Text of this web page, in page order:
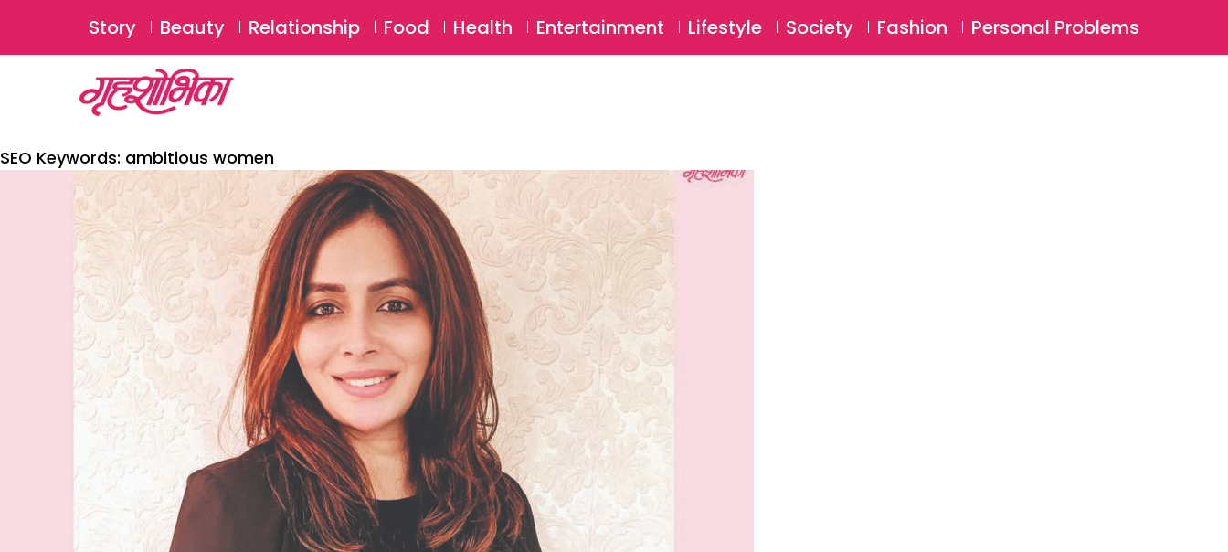
SUBSCRIBE Login ⚲
Story Beauty Relationship Food Health Entertainment Lifestyle Society Fashion Personal Problems
SEO Keywords: ambitious women